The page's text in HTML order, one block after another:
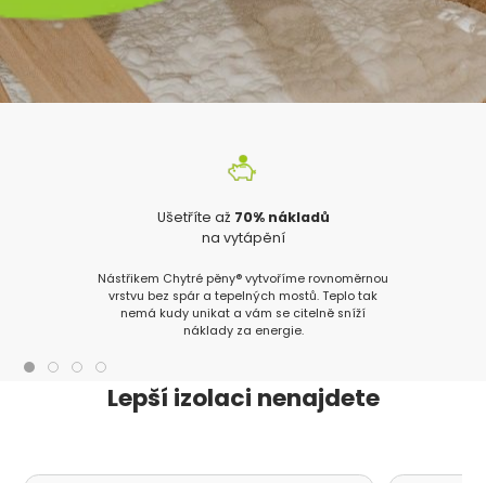
Ušetříte až 70% nákladů
na vytápění
Nástřikem Chytré pěny® vytvoříme rovnoměrnou
vrstvu bez spár a tepelných mostů. Teplo tak
nemá kudy unikat a vám se citelně sníží
náklady za energie.
Lepší izolaci nenajdete